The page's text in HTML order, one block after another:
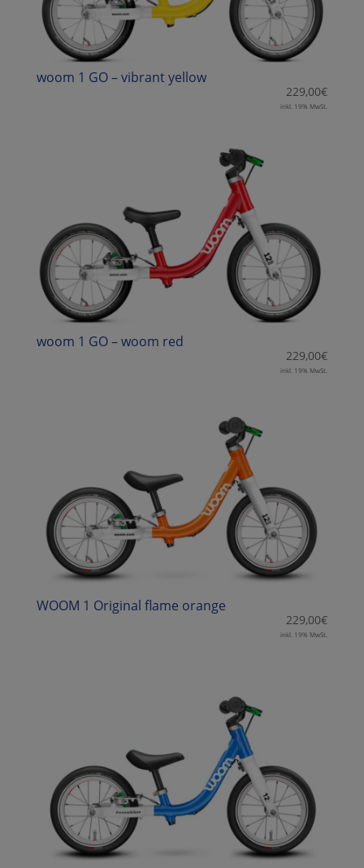
woom 1 GO – vibrant yellow
229,00€
inkl. 19% MwSt.
woom 1 GO – woom red
229,00€
inkl. 19% MwSt.
WOOM 1 Original flame orange
229,00€
inkl. 19% MwSt.